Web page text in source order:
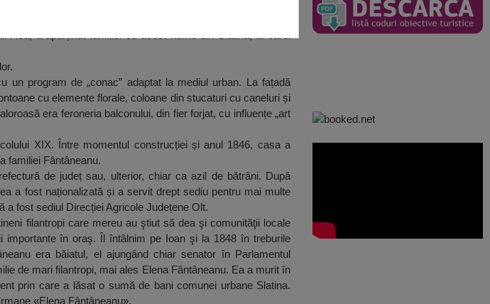
lea, a aparținut familiei cu acest nume din Slatina, ai cărei
program de „conac” adaptat la mediul urban. La fațadă
cu elemente florale, coloane din stucaturi cu caneluri și
era feroneria balconului, din fier forjat, cu influențe „art
XIX. Între momentul construcției și anul 1846, casa a
familiei Fântâneanu.
de județ sau, ulterior, chiar ca azil de bătrâni. După
a fost naționalizată și a servit drept sediu pentru mai multe
a fost sediul Direcției Agricole Județene Olt.
filantropi care mereu au ştiut să dea şi comunităţii locale
în oraş. Îl întâlnim pe Ioan şi la 1848 în treburile
era băiatul, el ajungând chiar senator în Parlamentul
de mari filantropi, mai ales Elena Fântâneanu. Ea a murit în
prin care a lăsat o sumă de bani comunei urbane Slatina.
«Elena Fântâneanu».